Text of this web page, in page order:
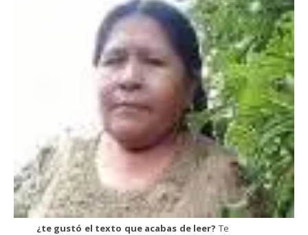
¿te gustó el texto que acabas de leer? Te